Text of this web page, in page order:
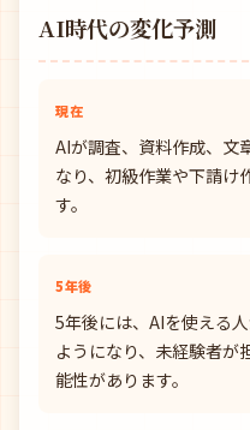
AI時代の変化予測
現在
AIが調査、資料作成、文
なり、初級作業や下請け
す。
5年後
5年後には、AIを使える
ようになり、未経験者が
能性があります。